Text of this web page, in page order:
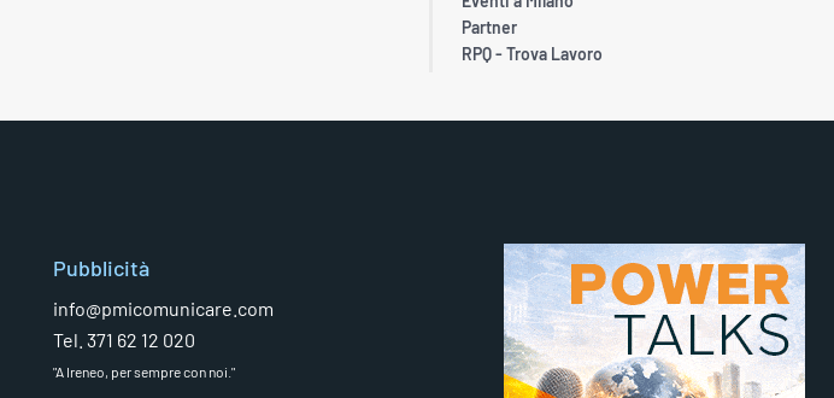
Partner
RPQ - Trova Lavoro
Pubblicità
info@pmicomunicare.com
Tel. 371 62 12 020
"A Ireneo, per sempre con noi."